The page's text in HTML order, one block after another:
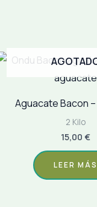
Aguacate Bacon
2 Kilo
15,00 €
LEER MÁS